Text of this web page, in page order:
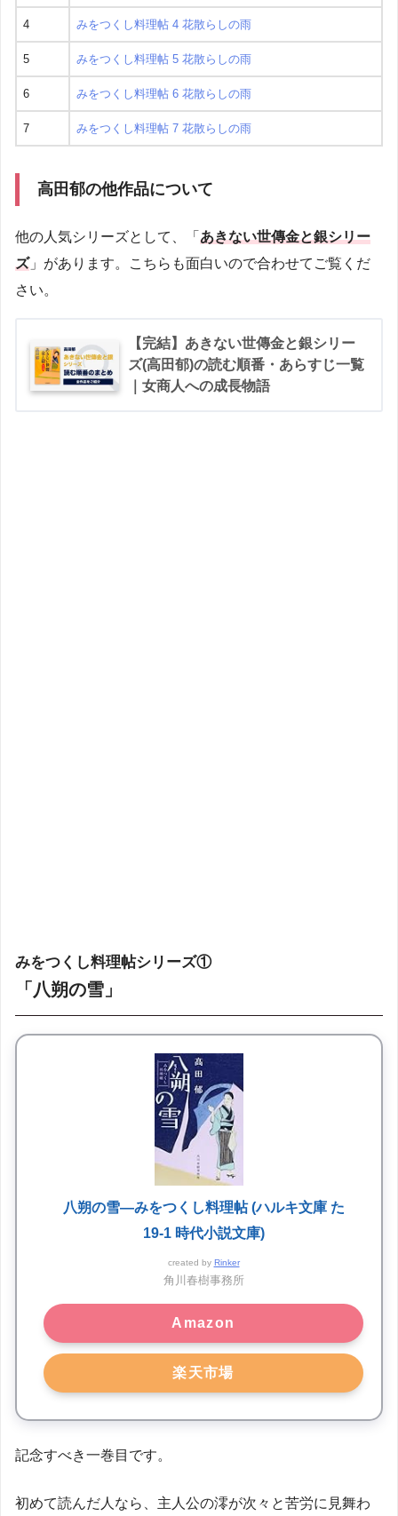
4 みをつくし料理帖 4 花散らしの雨
5 みをつくし料理帖 5 花散らしの雨
6 みをつくし料理帖 6 花散らしの雨
7 みをつくし料理帖 7 花散らしの雨
高田郁の他作品について
他の人気シリーズとして、「 あきない世傳金と銀シリー
ズ」があります。こちらも面白いので合わせてご覧くだ
さい。
【完結】あきない世傳金と銀シリー
ズ(高田郁)の読む順番・あらすじ一覧
｜女商人への成長物語
みをつくし料理帖シリーズ①
「八朔の雪」
八朔の雪―みをつくし料理帖 (ハルキ文庫 た
19-1 時代小説文庫)
created by Rinker
角川春樹事務所
Amazon
楽天市場
記念すべき一巻目です。
初めて読んだ人なら、主人公の澪が次々と苦労に見舞わ